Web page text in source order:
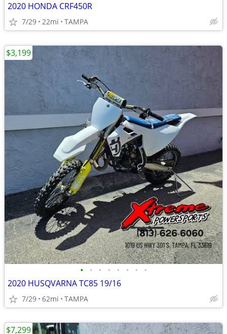
2020 HONDA CRF450R
7/29 22mi TAMPA
• • • • • • • •
2020 HUSQVARNA TC85 19/16
7/29 62mi TAMPA
$3,199
$7,299